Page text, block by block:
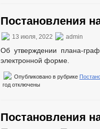
Постановления
13 июля, 2022 admin
Об утверждении плана-
электронной форме.
Опубликовано в рубрике
год отключены
Постановления